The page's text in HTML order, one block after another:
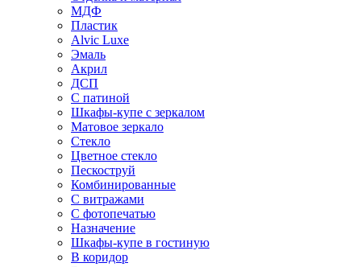
МДФ
Пластик
Alvic Luxe
Эмаль
Акрил
ДСП
С патиной
Шкафы-купе с зеркалом
Матовое зеркало
Стекло
Цветное стекло
Пескоструй
Комбинированные
С витражами
С фотопечатью
Назначение
Шкафы-купе в гостиную
В коридор